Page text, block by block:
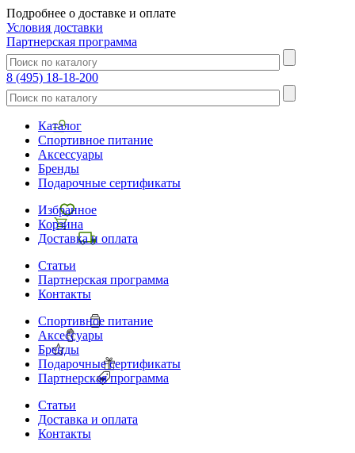
Подробнее о доставке и оплате
Условия доставки
Партнерская программа
8 (495) 18-18-200
Каталог
Спортивное питание
Аксессуары
Бренды
Подарочные сертификаты
Избранное
Корзина
Доставка и оплата
Статьи
Партнерская программа
Контакты
Спортивное питание
Аксессуары
Бренды
Подарочные сертификаты
Партнерская программа
Статьи
Доставка и оплата
Контакты